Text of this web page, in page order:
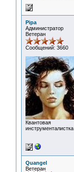
Pipa
Администратор
Ветеран
Сообщений: 3660
Квантовая
инструменталистка
Quangel
Ветеран